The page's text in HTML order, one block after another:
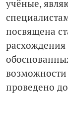
учёные,
посвящена
проведено